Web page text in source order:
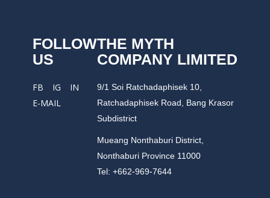
FOLLOW
US
FB IG
IN
E-MAIL
THE MYTH
COMPANY LIMITED
9/1 Soi Ratchadaphisek 10,
Ratchadaphisek Road, Bang Krasor
Subdistrict
Mueang Nonthaburi District,
Nonthaburi Province 11000
Tel: +662-969-7644